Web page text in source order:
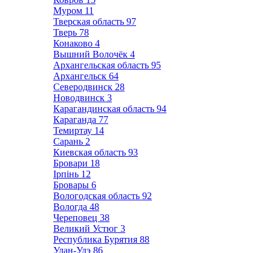
Муром 11
Тверская область 97
Тверь 78
Конаково 4
Вышний Волочёк 4
Архангельская область 95
Архангельск 64
Северодвинск 28
Новодвинск 3
Карагандинская область 94
Караганда 77
Темиртау 14
Сарань 2
Киевская область 93
Бровари 18
Ірпінь 12
Бровары 6
Вологодская область 92
Вологда 48
Череповец 38
Великий Устюг 3
Республика Бурятия 88
Улан-Удэ 86